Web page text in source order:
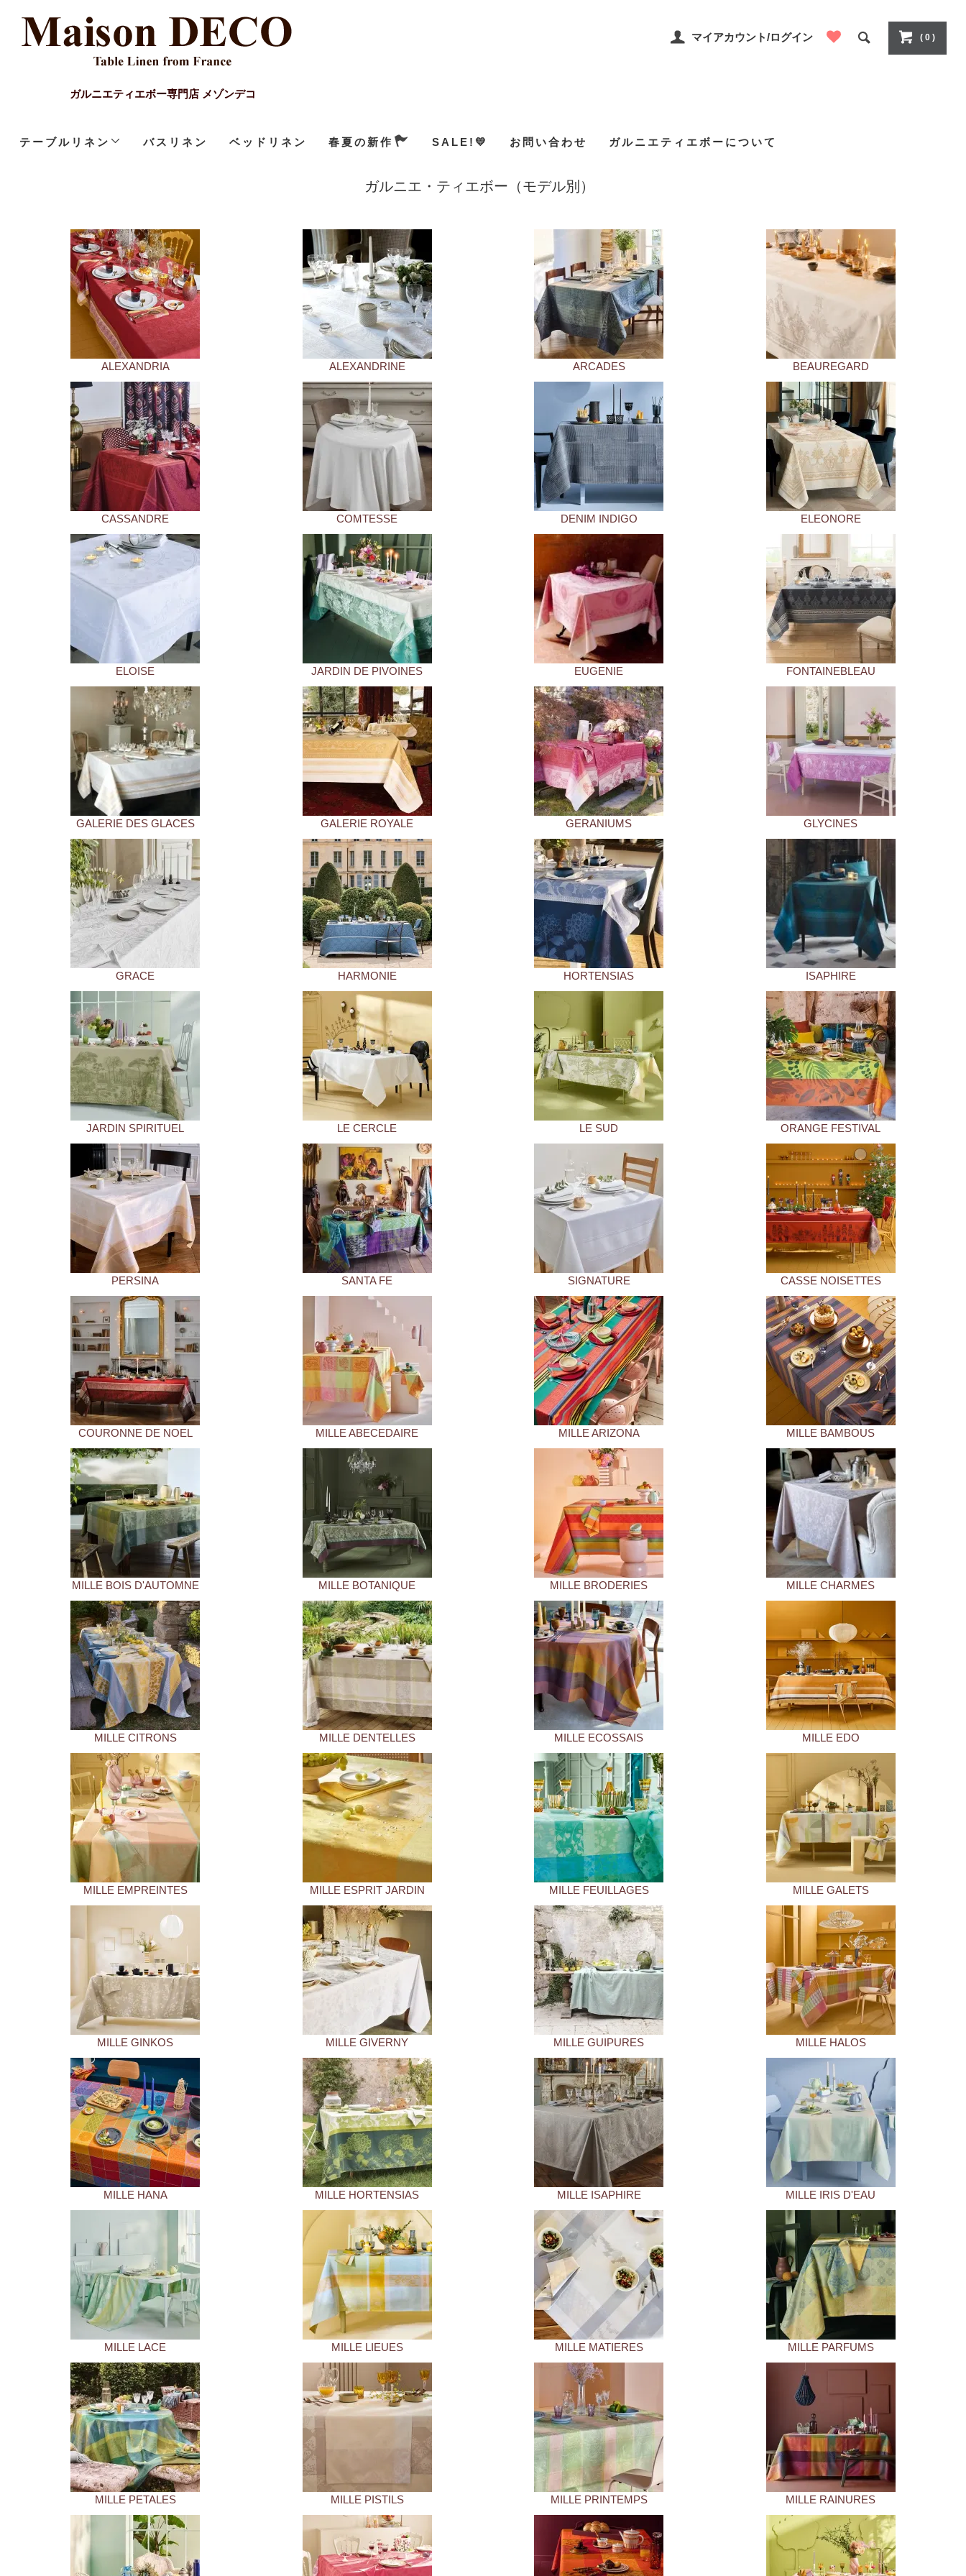
ガルニエティエボー専門店 メゾンデコ
マイアカウント/ログイン ( 0 )
テーブルリネン バスリネン ベッドリネン 春夏の新作 SALE!💛 お問い合わせ ガルニエティエボーについて
ガルニエ・ティエボー（モデル別）
ALEXANDRIA ALEXANDRINE ARCADES BEAUREGARD
CASSANDRE COMTESSE DENIM INDIGO ELEONORE
ELOISE JARDIN DE PIVOINES EUGENIE FONTAINEBLEAU
GALERIE DES GLACES GALERIE ROYALE GERANIUMS GLYCINES
GRACE HARMONIE HORTENSIAS ISAPHIRE
JARDIN SPIRITUEL LE CERCLE LE SUD ORANGE FESTIVAL
PERSINA SANTA FE SIGNATURE CASSE NOISETTES
COURONNE DE NOEL MILLE ABECEDAIRE MILLE ARIZONA MILLE BAMBOUS
MILLE BOIS D'AUTOMNE MILLE BOTANIQUE MILLE BRODERIES MILLE CHARMES
MILLE CITRONS MILLE DENTELLES MILLE ECOSSAIS MILLE EDO
MILLE EMPREINTES MILLE ESPRIT JARDIN MILLE FEUILLAGES MILLE GALETS
MILLE GINKOS MILLE GIVERNY MILLE GUIPURES MILLE HALOS
MILLE HANA MILLE HORTENSIAS MILLE ISAPHIRE MILLE IRIS D'EAU
MILLE LACE MILLE LIEUES MILLE MATIERES MILLE PARFUMS
MILLE PETALES MILLE PISTILS MILLE PRINTEMPS MILLE RAINURES